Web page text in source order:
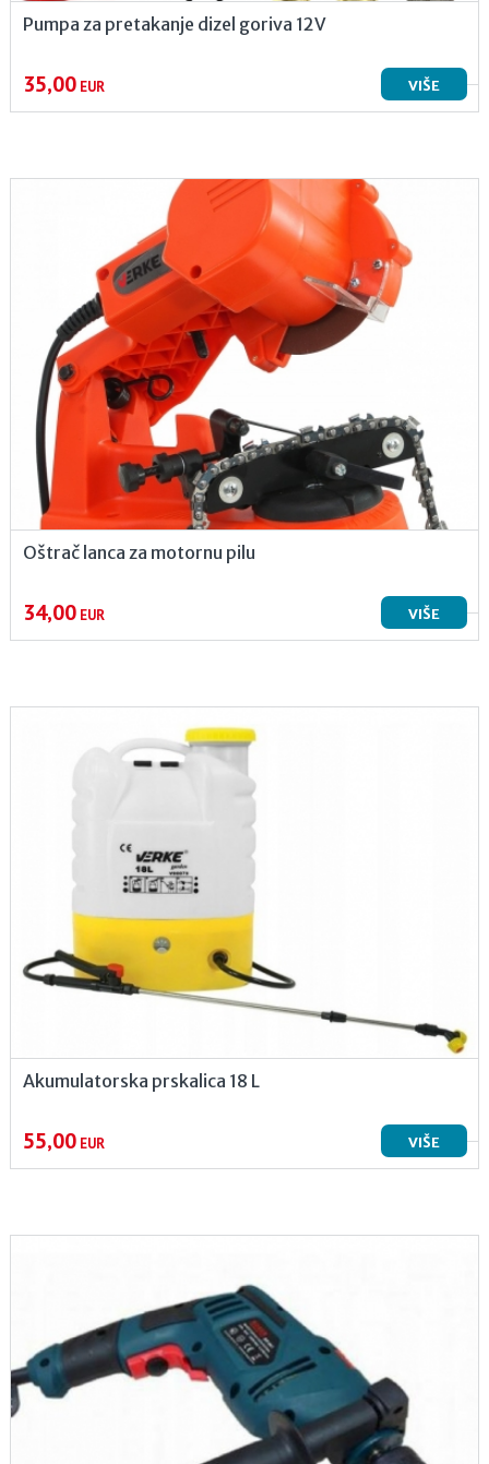
Pumpa za pretakanje dizel goriva 12V
35,00EUR VIŠE
Oštrač lanca za motornu pilu
34,00EUR VIŠE
Akumulatorska prskalica 18 L
55,00EUR VIŠE